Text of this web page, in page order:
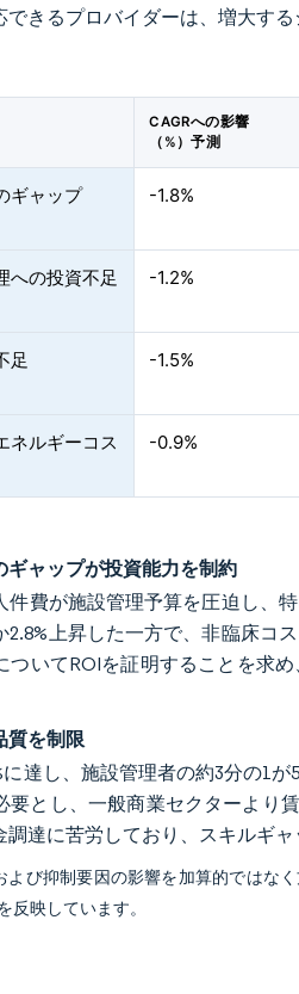
きるプロバイダーは、増大する
CAGRへの影響
（%）予測
ギャップ -1.8%
への投資不足 -1.2%
足 -1.5%
ネルギーコス
-0.9%
ャップが投資能力を制約
件費が施設管理予算を圧迫し、
2.8%上昇した一方で、非臨床コ
ついてROIを証明することを求
質を制限
達し、施設管理者の約3分の1
要とし、一般商業セクターより
達に苦労しており、スキルギャ
び抑制要因の影響を加算的ではな
反映しています。